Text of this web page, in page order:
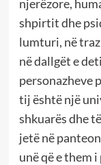
njerëzore,
shpirtit dhe
lumturi, në
në dallgët e
personazheve
tij është një
shkuarës dhe
jetë në
unë që e them i